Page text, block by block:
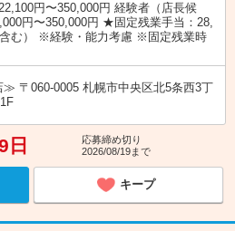
円〜350,000円 経験者（店長候
円〜350,000円 ★固定残業手当：28,
む） ※経験・能力考慮 ※固定残業時
〒060-0005 札幌市中央区北5条西3丁
日
応募締め切り
2026/08/19まで
キープ